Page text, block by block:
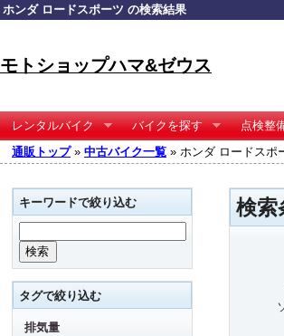
ホンダ ロードスポーツ の検索結果
モトショップハマ&ゼウス
レンタルバイク バイクを探す 点検整
通販トップ» 中古バイク一覧 » ホンダ ロードスポ
検索
キーワードで絞り込む
タグで絞り込む
排気量